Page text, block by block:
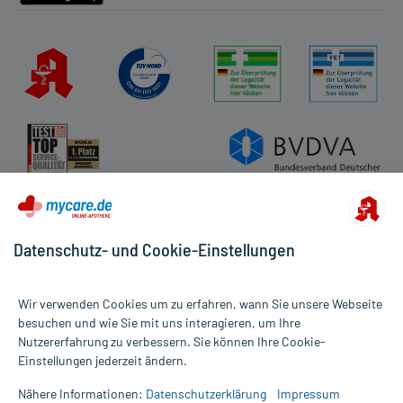
Alle Preise gelten inkl. MwSt., ggf. zzgl. Versandkosten
Informationen auf dieser Website werden ausschließlich für
Datenschutz- und Cookie-Einstellungen
Wir verwenden Cookies um zu erfahren, wann Sie unsere Webseite
besuchen und wie Sie mit uns interagieren, um Ihre
Nutzererfahrung zu verbessern. Sie können Ihre Cookie-
Einstellungen jederzeit ändern.
Nähere Informationen: Datenschutzerklärung Impressum